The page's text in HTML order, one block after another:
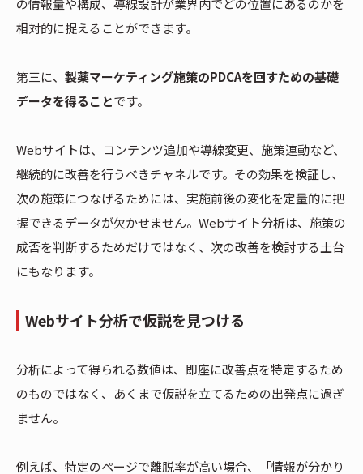
の情報量や構成、導線設計が業界内でどの位置にあるのかを
相対的に捉えることができます。
第三に、 製薬マーケティング施策のPDCAを回すための基礎
データを得ることです。
Webサイトは、コンテンツ追加や導線変更、施策連動など、
継続的に改善を行うべきチャネルです。その効果を検証し、
次の施策につなげるためには、実施前後の変化を定量的に把
握できるデータが欠かせません。Webサイト分析は、施策の
成否を判断するためだけではなく、次の改善を検討する土台
にもなります。
Webサイト分析で仮説を見つける
分析によって得られる数値は、即座に改善点を特定するため
のものではなく、あくまで仮説を立てるための出発点に過ぎ
ません。
例えば、特定のページで離脱率が高い場合、「情報が分かり